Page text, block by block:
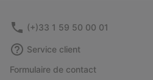
(+)33 1 59 50 00 01
Service client
Formulaire de contact